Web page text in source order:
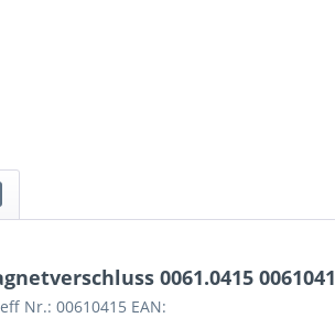
0061.0415
Nr.: 00610415 EAN: